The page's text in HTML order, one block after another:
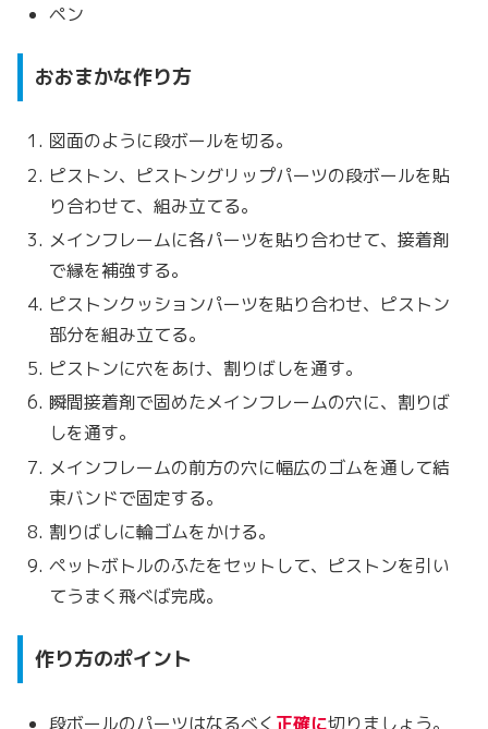
ペン
おおまかな作り方
図面のように段ボールを切る。
ピストン、ピストングリップパーツの段ボールを貼
り合わせて、組み立てる。
メインフレームに各パーツを貼り合わせて、接着剤
で縁を補強する。
ピストンクッションパーツを貼り合わせ、ピストン
部分を組み立てる。
ピストンに穴をあけ、割りばしを通す。
瞬間接着剤で固めたメインフレームの穴に、割りば
しを通す。
メインフレームの前方の穴に幅広のゴムを通して結
束バンドで固定する。
割りばしに輪ゴムをかける。
ペットボトルのふたをセットして、ピストンを引い
てうまく飛べば完成。
作り方のポイント
段ボールのパーツはなるべく 正確に切りましょう。